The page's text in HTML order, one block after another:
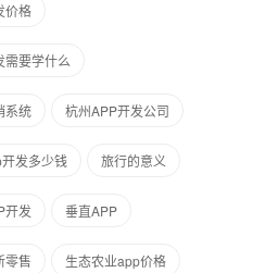
价格
需要学什么
系统 杭州APP开发公司
发多少钱 旅行的意义
开发 垂直APP
零售 生态农业app价格